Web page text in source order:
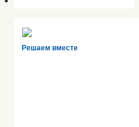
Решаем вместе